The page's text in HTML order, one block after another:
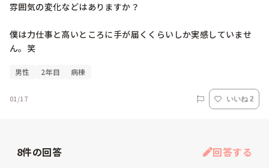
雰囲気の変化などはありますか？
僕は力仕事と高いところに手が届くくらいしか実感していませ
ん。笑
男性 2年目 病棟
01/17 いいね 2
8件の回答 回答する